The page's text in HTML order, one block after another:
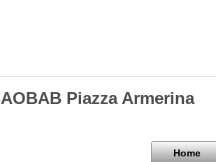
Piazza Armerina
Home